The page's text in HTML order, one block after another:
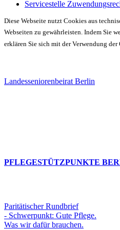
Servicestelle
Diese Webseite nutzt Cookies aus
Webseiten zu gewährleisten. Indem Sie
erklären Sie sich mit der Verwendung der
Landesseniorenbeirat Berlin
PFLEGESTÜTZPUNKTE
Paritätischer Rundbrief
- Schwerpunkt: Gute Pflege.
Was wir dafür brauchen.